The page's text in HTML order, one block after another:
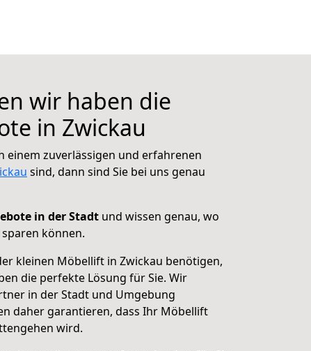
wir haben die
in Zwickau
einem zuverlässigen und erfahrenen
sind, dann sind Sie bei uns genau
in der Stadt und wissen genau, wo
können.
kleinen Möbellift in Zwickau benötigen,
die perfekte Lösung für Sie. Wir
in der Stadt und Umgebung
daher garantieren, dass Ihr Möbellift
wird.